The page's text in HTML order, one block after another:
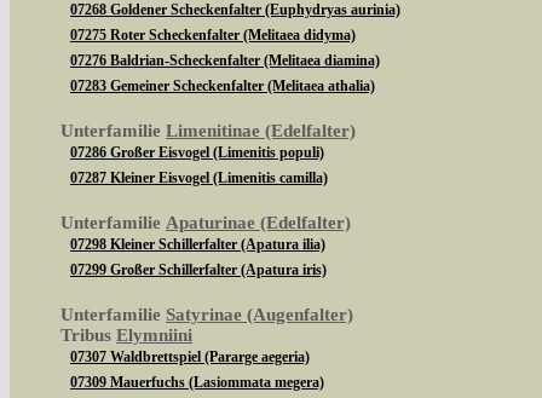
07268 Goldener Scheckenfalter (Euphydryas aurinia)
07275 Roter Scheckenfalter (Melitaea didyma)
07276 Baldrian-Scheckenfalter (Melitaea diamina)
07283 Gemeiner Scheckenfalter (Melitaea athalia)
Unterfamilie Limenitinae (Edelfalter)
07286 Großer Eisvogel (Limenitis populi)
07287 Kleiner Eisvogel (Limenitis camilla)
Unterfamilie Apaturinae (Edelfalter)
07298 Kleiner Schillerfalter (Apatura ilia)
07299 Großer Schillerfalter (Apatura iris)
Unterfamilie Satyrinae (Augenfalter)
Tribus Elymniini
07307 Waldbrettspiel (Pararge aegeria)
07309 Mauerfuchs (Lasiommata megera)